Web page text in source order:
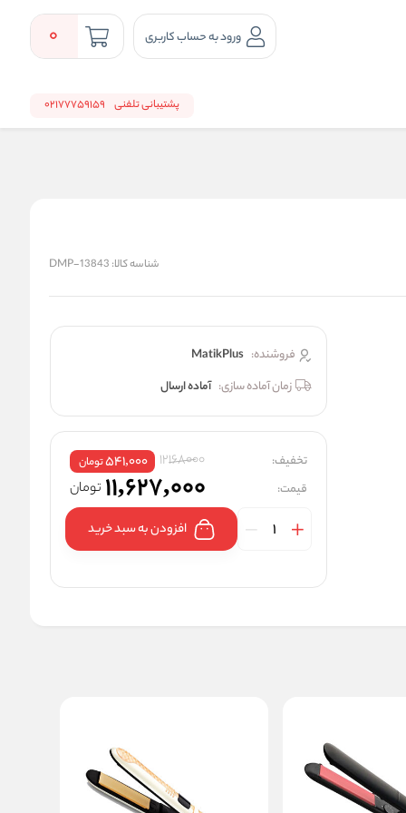
ورود به حساب کاربری 0
پشتیبانی تلفنی 02177759159
شناسه کالا: DMP-13843
فروشنده: MatikPlus
زمان آماده سازی: آماده ارسال
تخفیف: 12168000
541,000تومان
قیمت: 11,627,000 تومان
افزودن به سبد خرید